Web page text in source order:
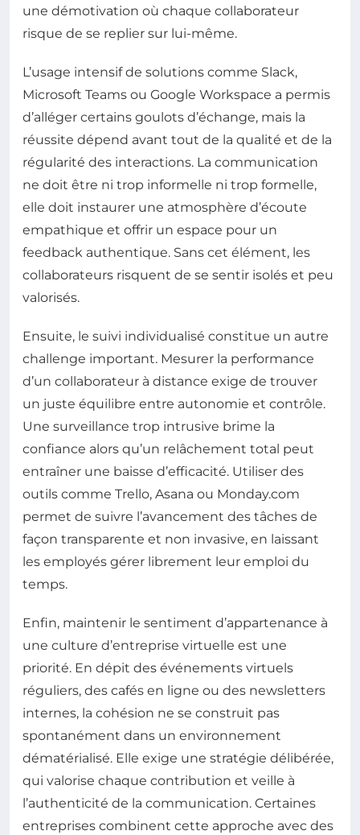
une démotivation où chaque collaborateur
risque de se replier sur lui-même.
L’usage intensif de solutions comme Slack,
Microsoft Teams ou Google Workspace a permis
d’alléger certains goulots d’échange, mais la
réussite dépend avant tout de la qualité et de la
régularité des interactions. La communication
ne doit être ni trop informelle ni trop formelle,
elle doit instaurer une atmosphère d’écoute
empathique et offrir un espace pour un
feedback authentique. Sans cet élément, les
collaborateurs risquent de se sentir isolés et peu
valorisés.
Ensuite, le suivi individualisé constitue un autre
challenge important. Mesurer la performance
d’un collaborateur à distance exige de trouver
un juste équilibre entre autonomie et contrôle.
Une surveillance trop intrusive brime la
confiance alors qu’un relâchement total peut
entraîner une baisse d’efficacité. Utiliser des
outils comme Trello, Asana ou Monday.com
permet de suivre l’avancement des tâches de
façon transparente et non invasive, en laissant
les employés gérer librement leur emploi du
temps.
Enfin, maintenir le sentiment d’appartenance à
une culture d’entreprise virtuelle est une
priorité. En dépit des événements virtuels
réguliers, des cafés en ligne ou des newsletters
internes, la cohésion ne se construit pas
spontanément dans un environnement
dématérialisé. Elle exige une stratégie délibérée,
qui valorise chaque contribution et veille à
l’authenticité de la communication. Certaines
entreprises combinent cette approche avec des